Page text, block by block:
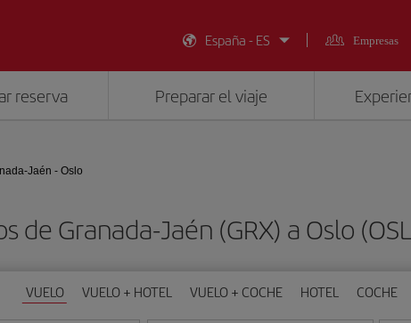
España - ES
Empresas
reserva Preparar el viaje
Jaén - Oslo
de Granada-Jaén (GRX) a Oslo
VUELO VUELO + HOTEL VUELO + COCHE HOTEL COCHE